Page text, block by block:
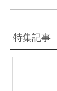
特集記事